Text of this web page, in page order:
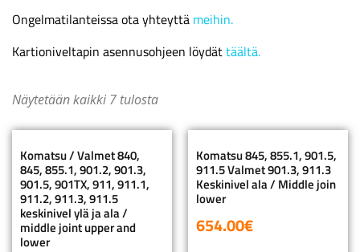
Ongelmatilanteissa ota yhteyttä meihin.
Kartioniveltapin asennusohjeen löydättäältä.
Näytetään kaikki 7 tulosta
Komatsu / Valmet 840,
845, 855.1, 901.2, 901.3,
901.5, 901TX, 911, 911.1,
911.2, 911.3, 911.5
keskinivel ylä ja ala /
middle joint upper and
lower
Komatsu 845, 855.1, 901.5,
911.5 Valmet 901.3, 911.3
Keskinivel ala / Middle join
lower
654.00€